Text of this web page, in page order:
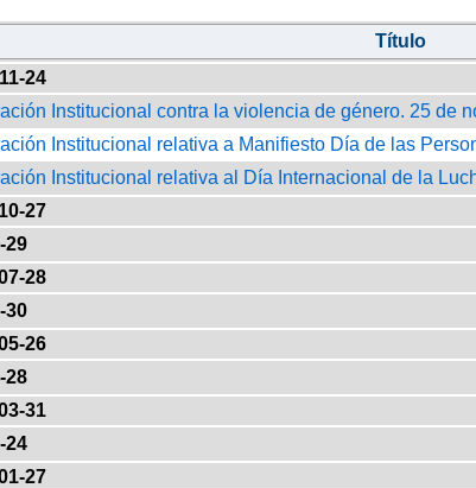
Título
24
Institucional contra la violencia de género. 25 de
Institucional relativa a Manifiesto Día de las
Institucional relativa al Día Internacional de la
27
29
28
30
26
28
31
24
27